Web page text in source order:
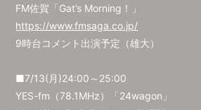
FM佐賀「Gat’s Morning！」
https://www.fmsaga.co.jp/
9時台コメント出演予定（雄大）
■7/13(月)24:00～25:00
YES-fm（78.1MHz）「24wagon」